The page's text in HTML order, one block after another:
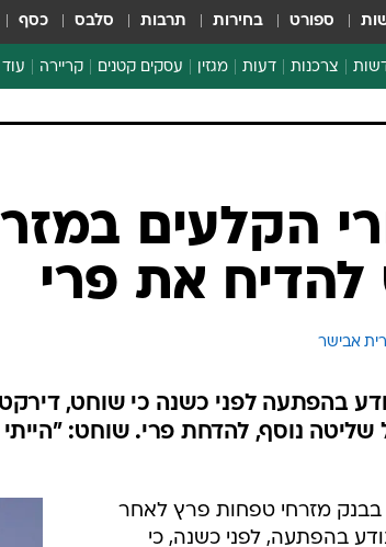
ספורט בחירות תרבות סלבס כסף
צרכנות
צרכנות פיננסית
דעות מגזין עסקים קטנים קריירה
הקלעים
את פרי